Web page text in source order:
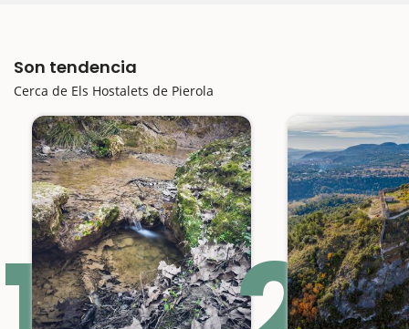
Son tendencia
Cerca de Els Hostalets de Pierola